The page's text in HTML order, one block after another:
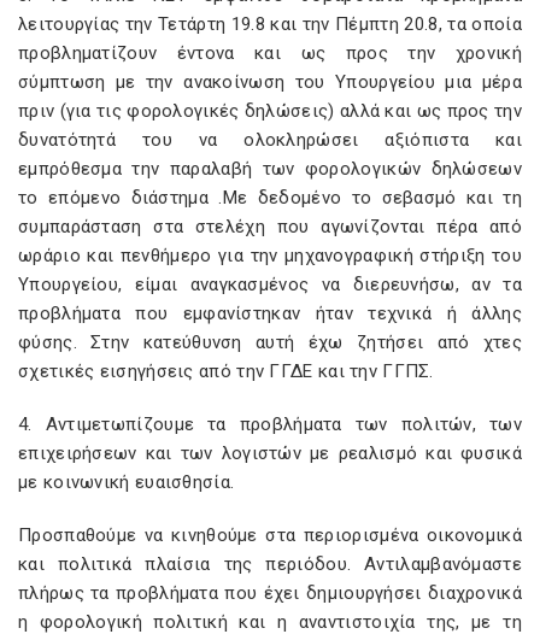
λειτουργίας την Τετάρτη 19.8 και την Πέμπτη 20.8, τα οποία
προβληματίζουν έντονα και ως προς την χρονική
σύμπτωση με την ανακοίνωση του Υπουργείου μια μέρα
πριν (για τις φορολογικές δηλώσεις) αλλά και ως προς την
δυνατότητά του να ολοκληρώσει αξιόπιστα και
εμπρόθεσμα την παραλαβή των φορολογικών δηλώσεων
το επόμενο διάστημα .Με δεδομένο το σεβασμό και τη
συμπαράσταση στα στελέχη που αγωνίζονται πέρα από
ωράριο και πενθήμερο για την μηχανογραφική στήριξη του
Υπουργείου, είμαι αναγκασμένος να διερευνήσω, αν τα
προβλήματα που εμφανίστηκαν ήταν τεχνικά ή άλλης
φύσης. Στην κατεύθυνση αυτή έχω ζητήσει από χτες
σχετικές εισηγήσεις από την ΓΓΔΕ και την ΓΓΠΣ.
4. Αντιμετωπίζουμε τα προβλήματα των πολιτών, των
επιχειρήσεων και των λογιστών με ρεαλισμό και φυσικά
με κοινωνική ευαισθησία.
Προσπαθούμε να κινηθούμε στα περιορισμένα οικονομικά
και πολιτικά πλαίσια της περιόδου. Αντιλαμβανόμαστε
πλήρως τα προβλήματα που έχει δημιουργήσει διαχρονικά
η φορολογική πολιτική και η αναντιστοιχία της, με τη